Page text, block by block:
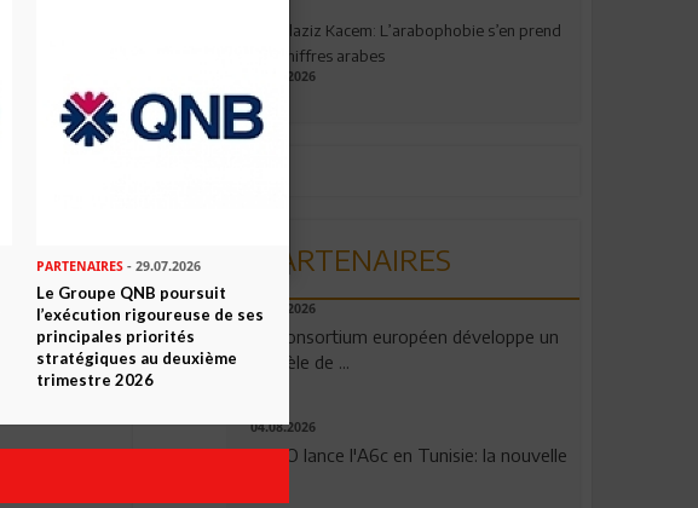
Abdelaziz Kacem: L’arabophobie s’en prend
aux chiffres arabes
09.07.2026
PARTENAIRES
06.08.2026
Un consortium européen développe un
modèle de ...
04.08.2026
OPPO lance l'A6c en Tunisie: la nouvelle
PARTENAIRES- 29.07.2026
Le Groupe QNB poursuit
l’exécution rigoureuse de ses
principales priorités
stratégiques au deuxième
trimestre 2026